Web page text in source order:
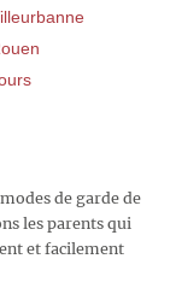
de garde de
les parents qui
et facilement